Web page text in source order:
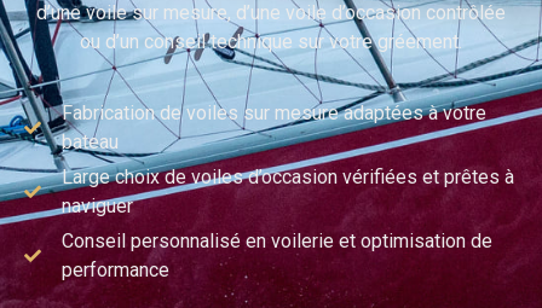
d’une voile sur mesure, d’une voile d’occasion contrôlée
ou d’un conseil technique sur votre gréement.
Fabrication de voiles sur mesure adaptées à votre
bateau
Large choix de voiles d’occasion vérifiées et prêtes à
naviguer
Conseil personnalisé en voilerie et optimisation de
performance